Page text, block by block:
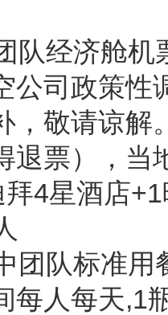
队经济舱
公司政策性
，敬请谅解
退票），当
4星酒店
团队标准
每人每天,1